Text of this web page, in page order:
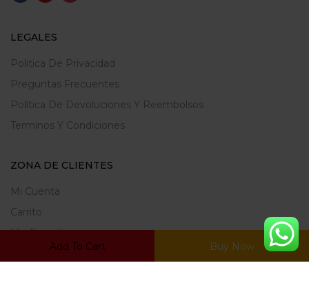
Add To Cart Buy Now
LEGALES
Politica De Privacidad
Preguntas Frecuentes
Política De Devoluciones Y Reembolsos
Terminos Y Condiciones
ZONA DE CLIENTES
Mi Cuenta
Carrito
Mis Favoritos
Ratrear Pedido